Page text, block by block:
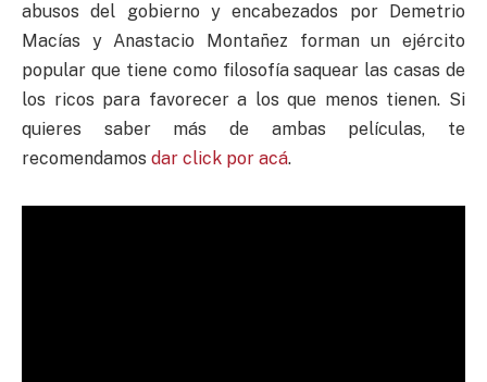
abusos del gobierno y encabezados por Demetrio
Macías y Anastacio Montañez forman un ejército
popular que tiene como filosofía saquear las casas de
los ricos para favorecer a los que menos tienen. Si
quieres saber más de ambas películas, te
recomendamos dar click por acá.